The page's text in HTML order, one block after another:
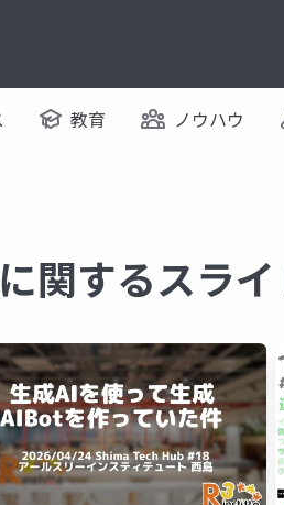
教育 ノウハウ
関するスライ